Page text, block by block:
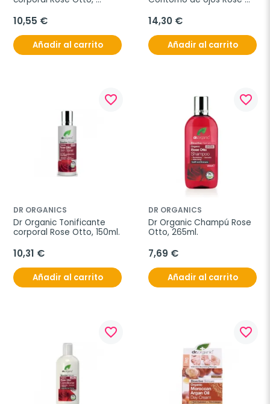
10,55 €
Añadir al carrito
14,30 €
Añadir al carrito
favorite_border
DR ORGANICS
Dr Organic Tonificante
corporal Rose Otto, 150ml.
10,31 €
Añadir al carrito
favorite_border
DR ORGANICS
Dr Organic Champú Rose
Otto, 265ml.
7,69 €
Añadir al carrito
favorite_border favorite_border